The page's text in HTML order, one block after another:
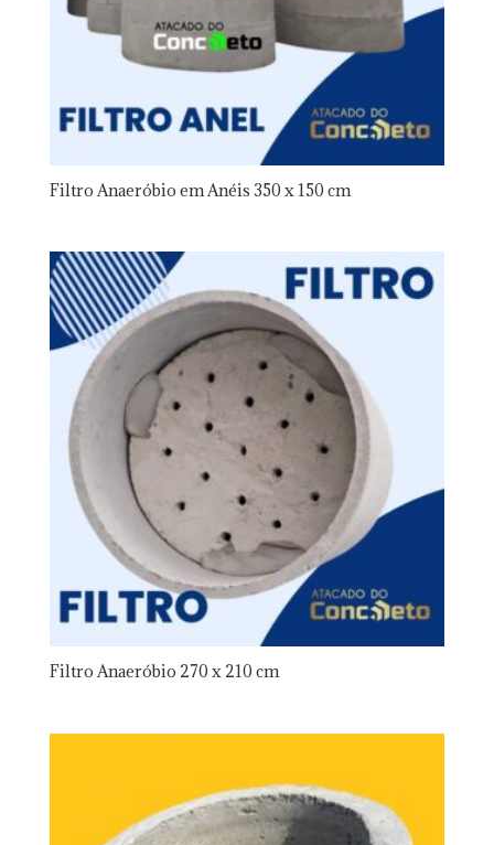
Filtro Anaeróbio em Anéis 350 x 150 cm
Filtro Anaeróbio 270 x 210 cm